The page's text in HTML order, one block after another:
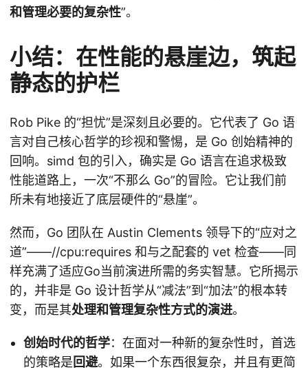
和管理必要的复杂性”。
小结：在性能的悬崖边，筑起
静态的护栏
Rob Pike 的“担忧”是深刻且必要的。它代表了 Go 语
言对自己核心哲学的珍视和警惕，是 Go 创始精神的
回响。simd 包的引入，确实是 Go 语言在追求极致
性能道路上，一次“不那么 Go”的冒险。它让我们前
所未有地接近了底层硬件的“悬崖”。
然而，Go 团队在 Austin Clements 领导下的“应对之
道”——//cpu:requires 和与之配套的 vet 检查——同
样充满了适应Go当前演进所需的务实智慧。它所揭示
的，并非是 Go 设计哲学从“减法”到“加法”的根本转
变，而是其处理和管理复杂性方式的演进。
创始时代的哲学：在面对一种新的复杂性时，首选
的策略是回避。如果一个东西很复杂，并且有更简